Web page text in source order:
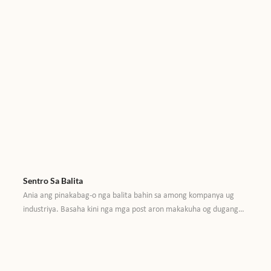
Sentro Sa Balita
Ania ang pinakabag-o nga balita bahin sa among kompanya ug
industriya. Basaha kini nga mga post aron makakuha og dugang